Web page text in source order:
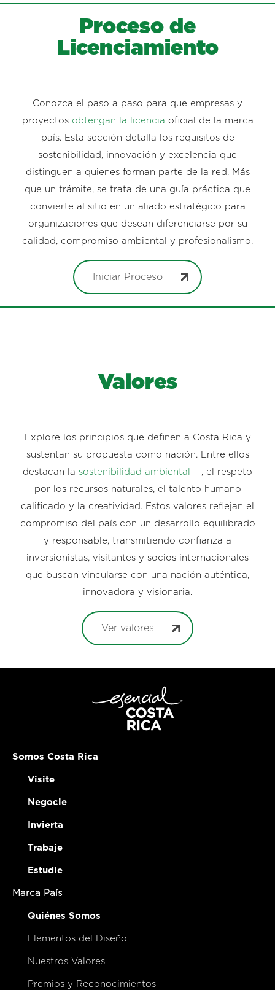
Proceso de
Licenciamiento
Conozca el paso a paso para que empresas y
proyectos obtengan la licencia oficial de la marca
país. Esta sección detalla los requisitos de
sostenibilidad, innovación y excelencia que
distinguen a quienes forman parte de la red. Más
que un trámite, se trata de una guía práctica que
convierte al sitio en un aliado estratégico para
organizaciones que desean diferenciarse por su
calidad, compromiso ambiental y profesionalismo.
Iniciar Proceso
Valores
Explore los principios que definen a Costa Rica y
sustentan su propuesta como nación. Entre ellos
destacan la sostenibilidad ambiental
– , el respeto
por los recursos naturales, el talento humano
calificado y la creatividad. Estos valores reflejan el
compromiso del país con un desarrollo equilibrado
y responsable, transmitiendo confianza a
inversionistas, visitantes y socios internacionales
que buscan vincularse con una nación auténtica,
innovadora y visionaria.
Ver valores
Somos Costa Rica
Visite
Negocie
Invierta
Trabaje
Estudie
Marca País
Quiénes Somos
Elementos del Diseño
Nuestros Valores
Premios y Reconocimientos